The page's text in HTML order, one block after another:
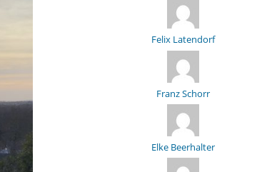
Felix Latendorf
Franz Schorr
Elke Beerhalter